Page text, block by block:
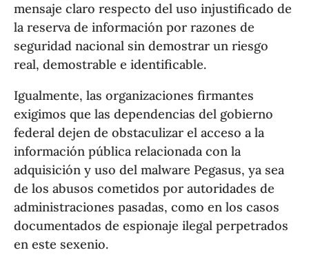
mensaje claro respecto del uso injustificado de
la reserva de información por razones de
seguridad nacional sin demostrar un riesgo
real, demostrable e identificable.
Igualmente, las organizaciones firmantes
exigimos que las dependencias del gobierno
federal dejen de obstaculizar el acceso a la
información pública relacionada con la
adquisición y uso del malware Pegasus, ya sea
de los abusos cometidos por autoridades de
administraciones pasadas, como en los casos
documentados de espionaje ilegal perpetrados
en este sexenio.